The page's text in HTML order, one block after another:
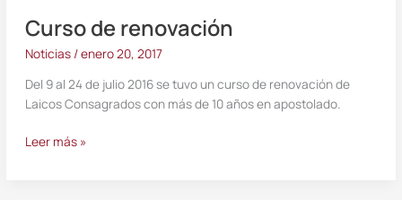
Curso de renovación
Noticias/enero 20, 2017
Del 9 al 24 de julio 2016 se tuvo un curso de renovación de
Laicos Consagrados con más de 10 años en apostolado.
Leer más »